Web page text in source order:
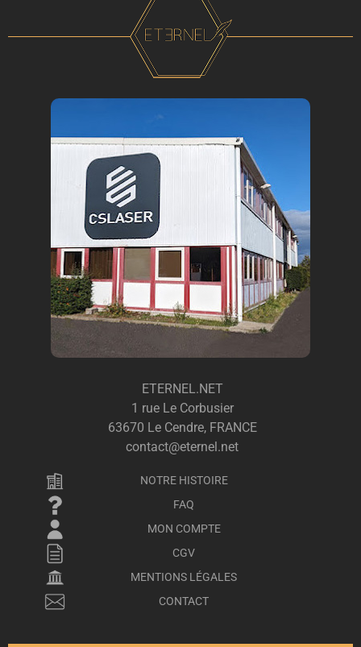
ETERNEL.NET
1 rue Le Corbusier
63670 Le Cendre, FRANCE
contact@eternel.net
NOTRE HISTOIRE
FAQ
MON COMPTE
CGV
MENTIONS LÉGALES
CONTACT